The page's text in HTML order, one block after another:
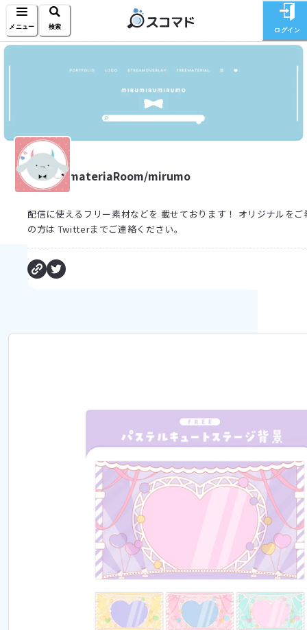
メニュー 検索 ログイン
materiaRoom/mirumo
配信に使えるフリー素材などを 載せております！ オリジナルをご
の方は Twitterまでご連絡ください。